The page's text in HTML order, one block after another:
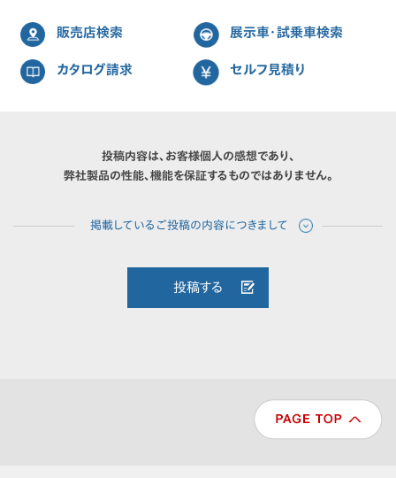
販売店検索 展示車・試乗車検索
カタログ請求 セルフ見積り
投稿内容は、お客様個人の感想であり、
弊社製品の性能、機能を保証するものではありません。
投稿する